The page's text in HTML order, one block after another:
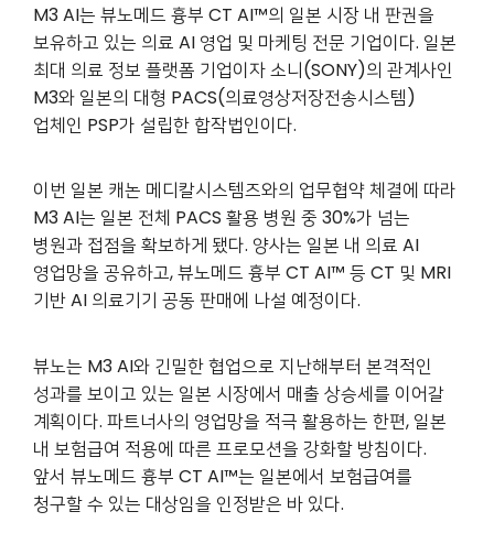
M3 AI는 뷰노메드 흉부 CT AI™의 일본 시장 내 판권을
보유하고 있는 의료 AI 영업 및 마케팅 전문 기업이다. 일본
최대 의료 정보 플랫폼 기업이자 소니(SONY)의 관계사인
M3와 일본의 대형 PACS(의료영상저장전송시스템)
업체인 PSP가 설립한 합작법인이다.
이번 일본 캐논 메디칼시스템즈와의 업무협약 체결에 따라
M3 AI는 일본 전체 PACS 활용 병원 중 30%가 넘는
병원과 접점을 확보하게 됐다. 양사는 일본 내 의료 AI
영업망을 공유하고, 뷰노메드 흉부 CT AI™ 등 CT 및 MRI
기반 AI 의료기기 공동 판매에 나설 예정이다.
뷰노는 M3 AI와 긴밀한 협업으로 지난해부터 본격적인
성과를 보이고 있는 일본 시장에서 매출 상승세를 이어갈
계획이다. 파트너사의 영업망을 적극 활용하는 한편, 일본
내 보험급여 적용에 따른 프로모션을 강화할 방침이다.
앞서 뷰노메드 흉부 CT AI™는 일본에서 보험급여를
청구할 수 있는 대상임을 인정받은 바 있다.